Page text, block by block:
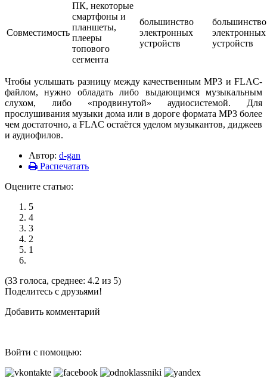
Совместимость
ПК, некоторые
смартфоны и
планшеты,
плееры
топового
сегмента
большинство
электронных
устройств
большинство
электронных
устройств
Чтобы услышать разницу между качественным MP3 и FLAC-
файлом, нужно обладать либо выдающимся музыкальным
слухом, либо «продвинутой» аудиосистемой. Для
прослушивания музыки дома или в дороге формата MP3 более
чем достаточно, а FLAC остаётся уделом музыкантов, диджеев
и аудиофилов.
Автор: d-gan
Распечатать
Оцените статью:
5
4
3
2
1
(33 голоса, среднее: 4.2 из 5)
Поделитесь с друзьями!
Добавить комментарий
Войти с помощью: